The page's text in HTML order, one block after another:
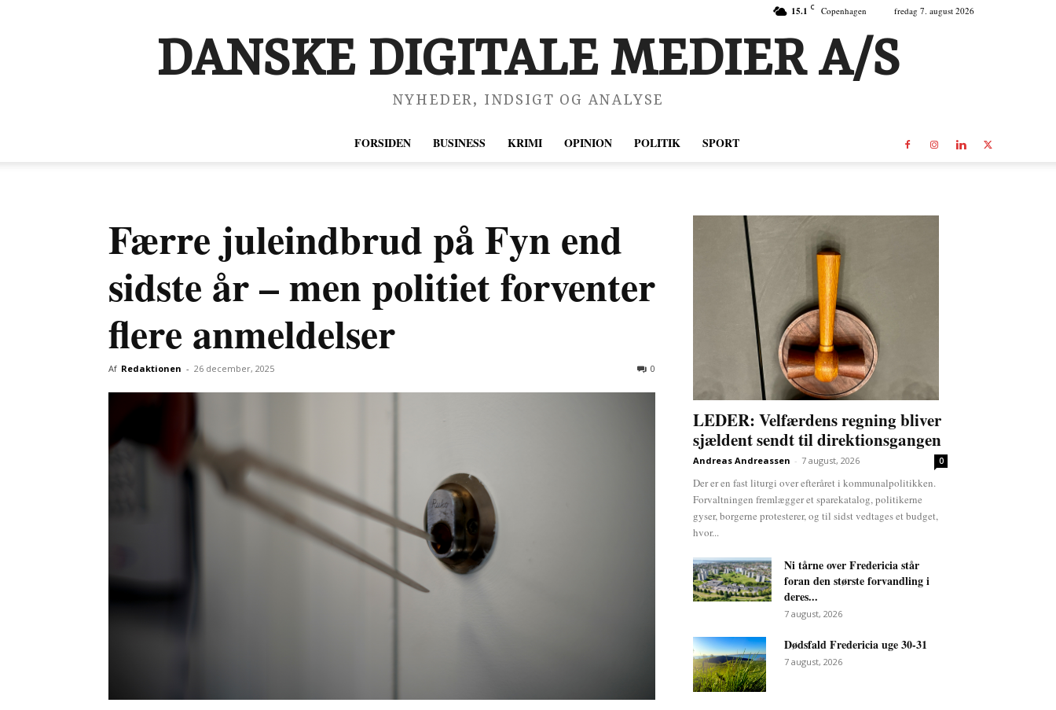
15.1 C Copenhagen fredag 7. august 2026
DANSKE DIGITALE MEDIER A/S
NYHEDER, INDSIGT OG ANALYSE
FORSIDEN BUSINESS KRIMI OPINION POLITIK SPORT
Færre juleindbrud på Fyn end
sidste år – men politiet forventer
flere anmeldelser
Af Redaktionen - 26 december, 2025 0
LEDER: Velfærdens regning bliver
sjældent sendt til direktionsgangen
Andreas Andreassen - 7 august, 2026 0
Der er en fast liturgi over efteråret i kommunalpolitikken.
Forvaltningen fremlægger et sparekatalog, politikerne
gyser, borgerne protesterer, og til sidst vedtages et budget,
hvor...
Ni tårne over Fredericia står
foran den største forvandling i
deres...
7 august, 2026
Dødsfald Fredericia uge 30-31
7 august, 2026